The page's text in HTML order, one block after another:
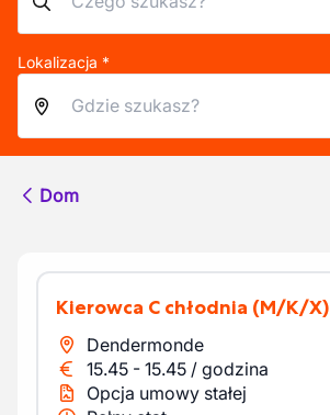
Lokalizacja *
Dom
Kierowca C chłodnia (M/K/X)
Dendermonde
15.45 - 15.45 / godzina
Opcja umowy stałej